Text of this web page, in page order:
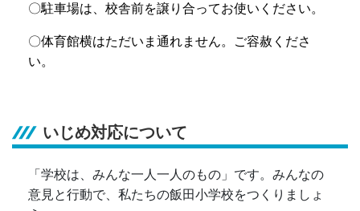
〇駐車場は、校舎前を譲り合ってお使いください。
〇体育館横はただいま通れません。ご容赦くださ
い。
いじめ対応について
「学校は、みんな一人一人のもの」です。みんなの
意見と行動で、私たちの飯田小学校をつくりましょ